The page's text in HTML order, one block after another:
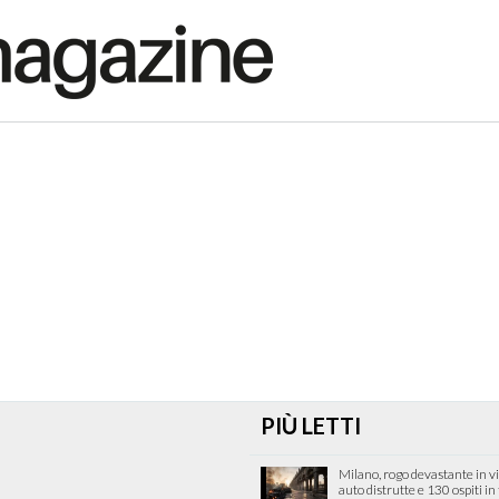
PIÙ LETTI
Milano, rogo devastante in
auto distrutte e 130 ospiti in